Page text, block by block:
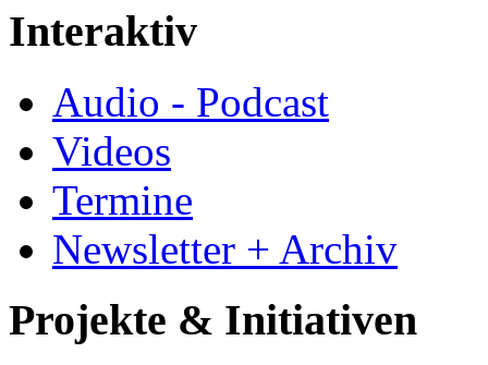
Interaktiv
Audio - Podcast
Videos
Termine
Newsletter + Archiv
Projekte & Initiativen